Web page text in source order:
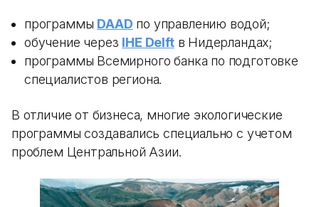
программы DAAD по управлению водой;
обучение через IHE Delftв Нидерландах;
программы Всемирного банка по подготовке
специалистов региона.
В отличие от бизнеса, многие экологические
программы создавались специально с учетом
проблем Центральной Азии.